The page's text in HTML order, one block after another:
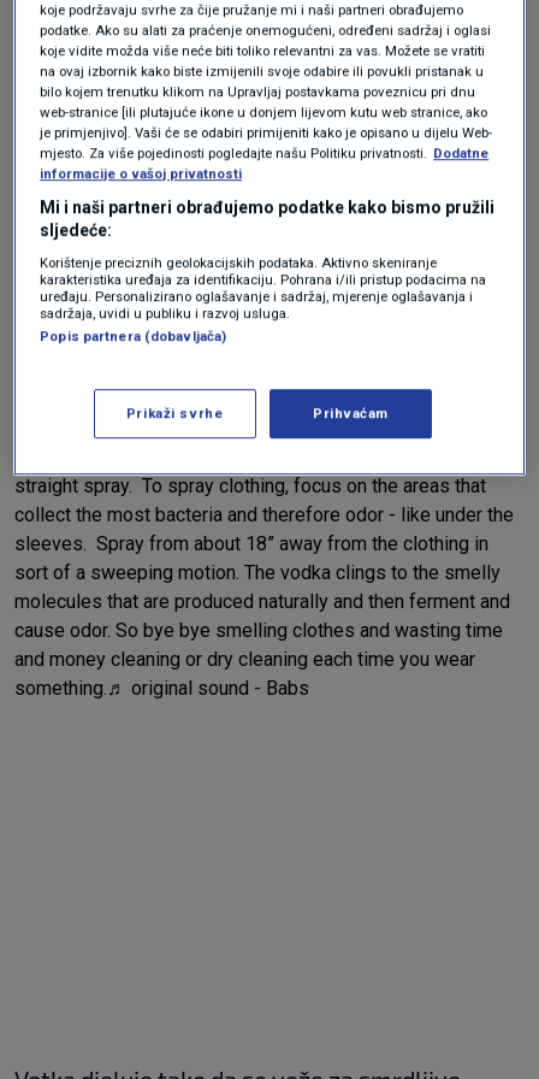
Držite sprej udaljen oko 45 centimetara i
poprskajte odjeću", rekla je u videu.
@brunchwithbabsYou likely have an odor fighter right in your
liquor cabinet. Grandma’s usually do know best because we
have been around a long time. And I learned this one from
straight spray. To spray clothing, focus on the areas that
collect the most bacteria and therefore odor - like under the
sleeves. Spray from about 18” away from the clothing in
sort of a sweeping motion. The vodka clings to the smelly
molecules that are produced naturally and then ferment and
cause odor. So bye bye smelling clothes and wasting time
and money cleaning or dry cleaning each time you wear
something.♬ original sound - Babs
koje podržavaju svrhe za čije pružanje mi i naši partneri obrađujemo
podatke. Ako su alati za praćenje onemogućeni, određeni sadržaj i oglasi
koje vidite možda više neće biti toliko relevantni za vas. Možete se vratiti
na ovaj izbornik kako biste izmijenili svoje odabire ili povukli pristanak u
bilo kojem trenutku klikom na Upravljaj postavkama poveznicu pri dnu
web-stranice [ili plutajuće ikone u donjem lijevom kutu web stranice, ako
je primjenjivo]. Vaši će se odabiri primijeniti kako je opisano u dijelu Web-
mjesto. Za više pojedinosti pogledajte našu Politiku privatnosti. Dodatne
informacije o vašoj privatnosti
Mi i naši partneri obrađujemo podatke kako bismo pružili
sljedeće:
Korištenje preciznih geolokacijskih podataka. Aktivno skeniranje
karakteristika uređaja za identifikaciju. Pohrana i/ili pristup podacima na
uređaju. Personalizirano oglašavanje i sadržaj, mjerenje oglašavanja i
sadržaja, uvidi u publiku i razvoj usluga.
Popis partnera (dobavljača)
Prikaži svrhe Prihvaćam